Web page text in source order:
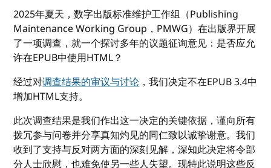
2025年夏天，数字出版标准维护工作组（Publishing
Maintenance Working Group，PMWG）在出版界开展
了一项调查，就一个探讨多年的议题征询意见：是否应允
许在EPUB中使用HTML？
经过对调查结果的审议与讨论，我们决定不在EPUB 3.4中
增加HTML支持。
此次调查结果是我们作出这一决定的关键依据，谨向所有
拨冗参与问卷并分享真知灼见的同仁致以诚挚谢意。我们
收到了支持与反对两方面的深刻见解，深知此决定将令部
分人士欣慰，也难免使另一些人失望。现特此说明这些反